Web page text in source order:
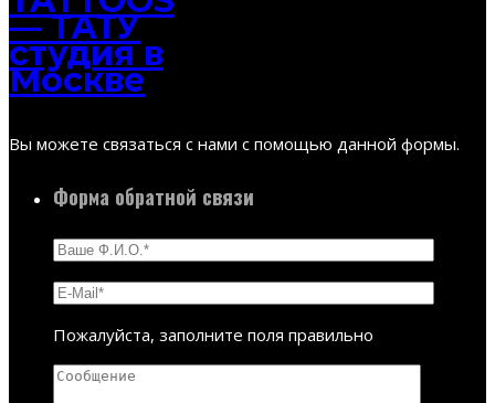
Вы можете связаться с нами с помощью данной формы.
Форма обратной связи
Пожалуйста, заполните поля правильно